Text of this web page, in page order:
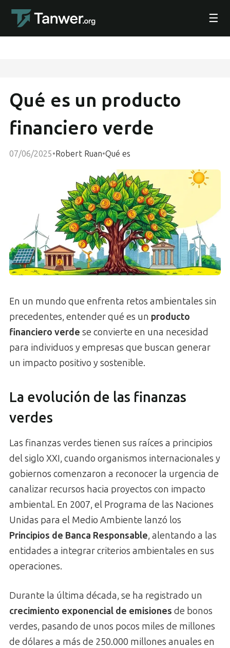
☰
Qué es un producto
financiero verde
07/06/2025•Robert Ruan•Qué es
En un mundo que enfrenta retos ambientales sin
precedentes, entender qué es un producto
financiero verde se convierte en una necesidad
para individuos y empresas que buscan generar
un impacto positivo y sostenible.
La evolución de las finanzas
verdes
Las finanzas verdes tienen sus raíces a principios
del siglo XXI, cuando organismos internacionales y
gobiernos comenzaron a reconocer la urgencia de
canalizar recursos hacia proyectos con impacto
ambiental. En 2007, el Programa de las Naciones
Unidas para el Medio Ambiente lanzó los
Principios de Banca Responsable, alentando a las
entidades a integrar criterios ambientales en sus
operaciones.
Durante la última década, se ha registrado un
crecimiento exponencial de emisiones de bonos
verdes, pasando de unos pocos miles de millones
de dólares a más de 250.000 millones anuales en